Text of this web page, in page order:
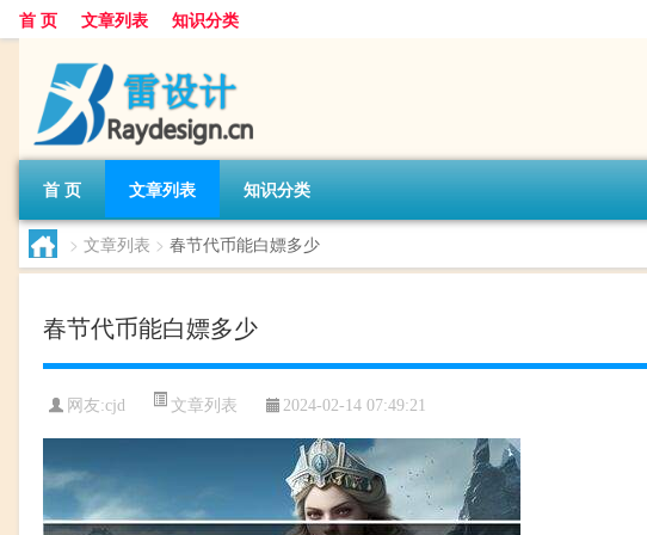
首 页 文章列表 知识分类
首 页 文章列表 知识分类
> 文章列表 > 春节代币能白嫖多少
春节代币能白嫖多少
网友:cjd 文章列表 2024-02-14 07:49:21